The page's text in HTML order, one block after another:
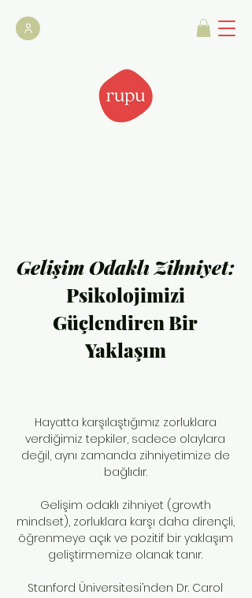
Gelişim Odaklı Zihniyet:
Psikolojimizi
Güçlendiren Bir
Yaklaşım
Hayatta karşılaştığımız zorluklara
verdiğimiz tepkiler, sadece olaylara
değil, aynı zamanda zihniyetimize de
bağlıdır.
Gelişim odaklı zihniyet (growth
mindset), zorluklara karşı daha dirençli,
öğrenmeye açık ve pozitif bir yaklaşım
geliştirmemize olanak tanır.
Stanford Üniversitesi’nden Dr. Carol